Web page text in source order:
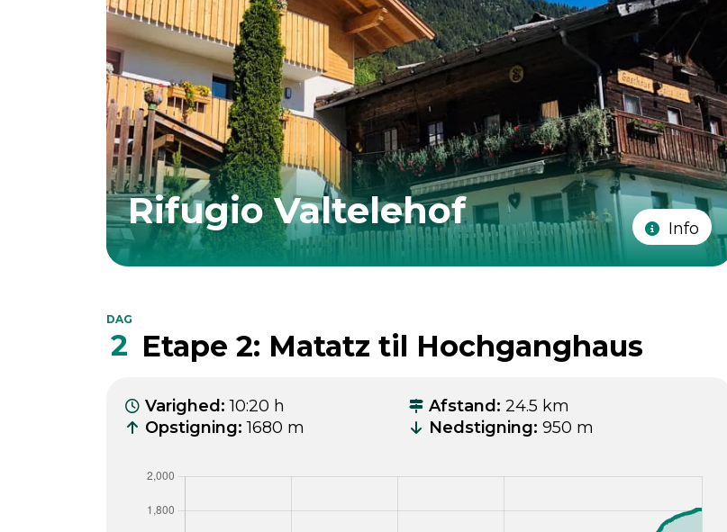
Rifugio Valtelehof Info
DAG
2 Etape 2: Matatz til Hochganghaus
Varighed: 10:20 h Afstand: 24.5 km
Opstigning: 1680 m Nedstigning: 950 m